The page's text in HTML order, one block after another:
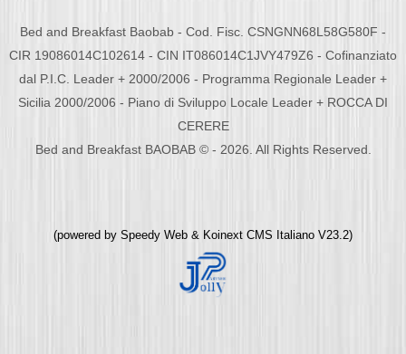
Bed and Breakfast Baobab - Cod. Fisc. CSNGNN68L58G580F -
CIR 19086014C102614 - CIN IT086014C1JVY479Z6 - Cofinanziato
dal P.I.C. Leader + 2000/2006 - Programma Regionale Leader +
Sicilia 2000/2006 - Piano di Sviluppo Locale Leader + ROCCA DI
CERERE
Bed and Breakfast BAOBAB © - 2026. All Rights Reserved.
(powered by Speedy Web & Koinext CMS Italiano V23.2)